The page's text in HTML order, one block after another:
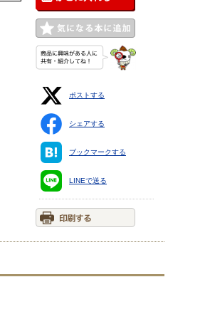
ポストする
シェアする
ブックマークする
LINEで送る